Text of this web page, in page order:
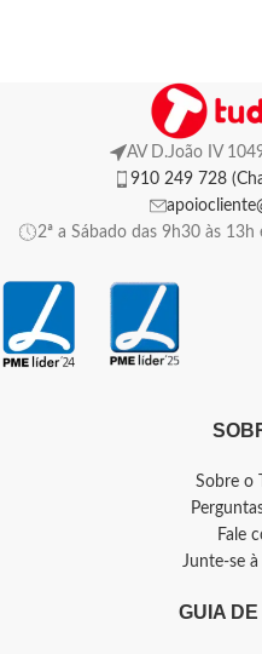
AV D.João IV
910 249 728
2ª a Sábado das 9h30 às
Sobre o
Fale
Junte-se à
GUIA